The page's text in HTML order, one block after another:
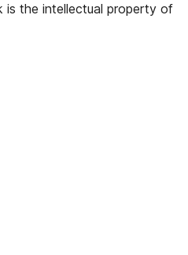
is the intellectual property of